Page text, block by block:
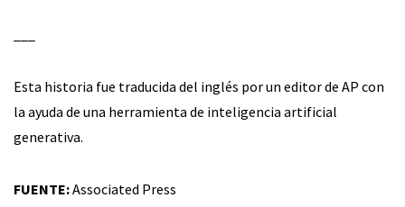
Esta historia fue traducida del inglés por un editor de AP con
la ayuda de una herramienta de inteligencia artificial
generativa.
FUENTE:Associated Press